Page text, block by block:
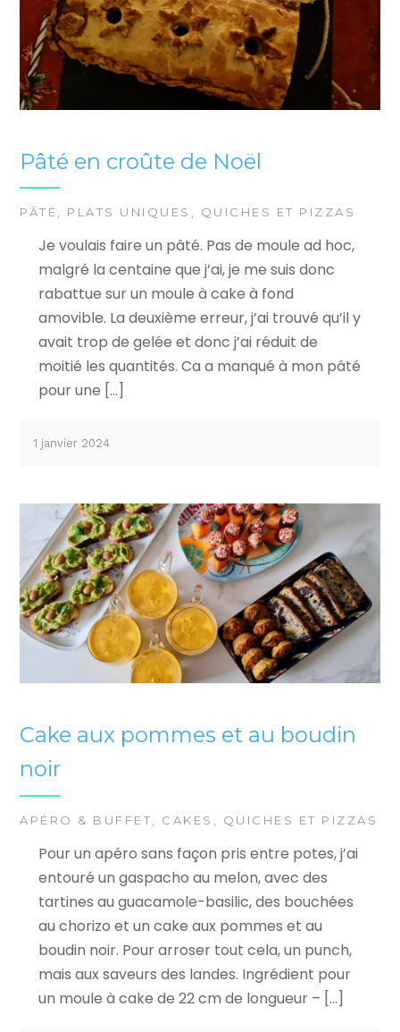
Pâté en croûte de Noël
PÂTÉ, PLATS UNIQUES , QUICHES ET PIZZAS
Je voulais faire un pâté. Pas de moule ad hoc,
malgré la centaine que j’ai, je me suis donc
rabattue sur un moule à cake à fond
amovible. La deuxième erreur, j’ai trouvé qu’il y
avait trop de gelée et donc j’ai réduit de
moitié les quantités. Ca a manqué à mon pâté
pour une […]
1 janvier 2024
Cake aux pommes et au boudin
noir
APÉRO & BUFFET CAKES QUICHES ET PIZZAS
Pour un apéro sans façon pris entre potes, j’ai
entouré un gaspacho au melon, avec des
tartines au guacamole-basilic, des bouchées
au chorizo et un cake aux pommes et au
boudin noir. Pour arroser tout cela, un punch,
mais aux saveurs des landes. Ingrédient pour
un moule à cake de 22 cm de longueur – […]